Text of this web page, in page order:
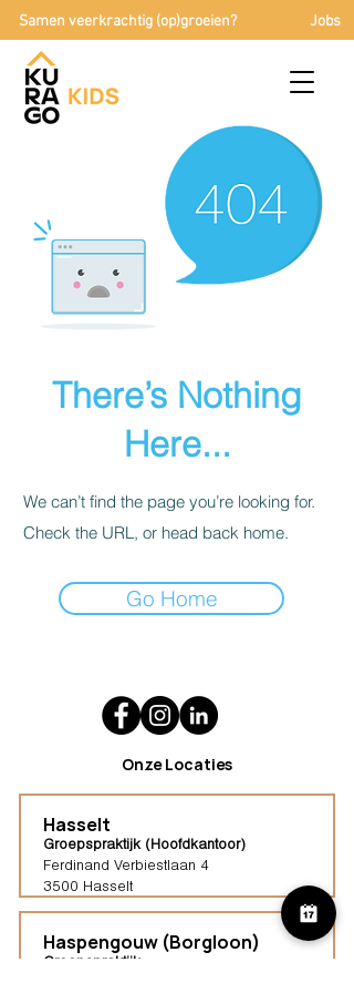
Samen veerkrachtig (op)groeien? Jobs
There’s Nothing
Here...
We can’t find the page you’re looking for.
Check the URL, or head back home.
Go Home
Onze Locaties
Hasselt
Groepspraktijk (Hoofdkantoor)
Ferdinand Verbiestlaan 4
3500 Hasselt
Haspengouw (Borgloon)